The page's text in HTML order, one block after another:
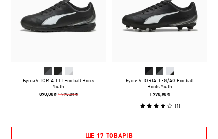
Бутси VITORIA II TT Football Boots
Youth
890,00 ₴ 1 790,00 ₴
Бутси VITORIA II FG/AG Football
Boots Youth
1 990,00 ₴
(1)
ЩЕ 17 ТОВАРІВ